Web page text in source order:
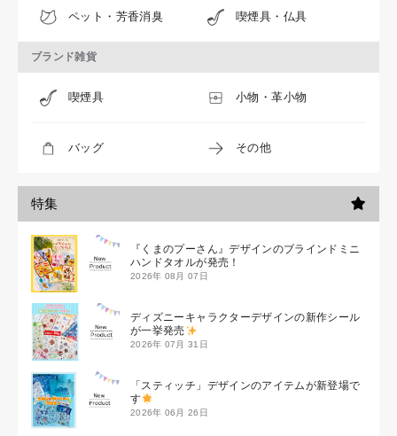
ペット・芳香消臭 喫煙具・仏具
ブランド雑貨
喫煙具 小物・革小物
バッグ その他
特集
『くまのプーさん』デザインのブラインドミニ
ハンドタオルが発売！
2026年 08月 07日
ディズニーキャラクターデザインの新作シール
が一挙発売
2026年 07月 31日
「スティッチ」デザインのアイテムが新登場で
す
2026年 06月 26日